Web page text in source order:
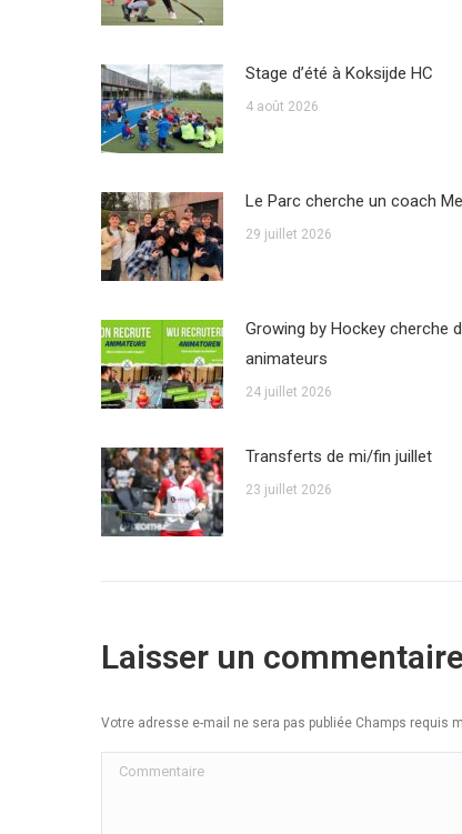
Stage d’été à Koksijde HC
4 août 2026
Le Parc cherche un coach
29 juillet 2026
Growing by Hockey cherche
animateurs
24 juillet 2026
Transferts de mi/fin juillet
23 juillet 2026
Laisser un commentaire
Votre adresse e-mail ne sera pas publiée Champs requis
Commentaire